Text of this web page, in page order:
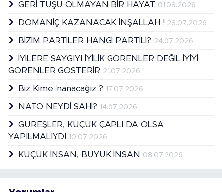
GERİ TUŞU OLMAYAN BİR HAYAT 01.08.2026
DOMANİÇ KAZANACAK İNŞALLAH ! 28.07.2026
BİZİM PARTİLER HANGİ PARTİLİ? 24.07.2026
İYİLERE SAYGIYI İYİLİK GÖRENLER DEĞİL İYİYİ
GÖRENLER GÖSTERİR 21.07.2026
Biz Kime İnanacağız ? 17.07.2026
NATO NEYDİ SAHİ? 14.07.2026
GÜREŞLER, KÜÇÜK ÇAPLI DA OLSA
YAPILMALIYDI
10.07.2026
KÜÇÜK İNSAN, BÜYÜK İNSAN 08.07.2026